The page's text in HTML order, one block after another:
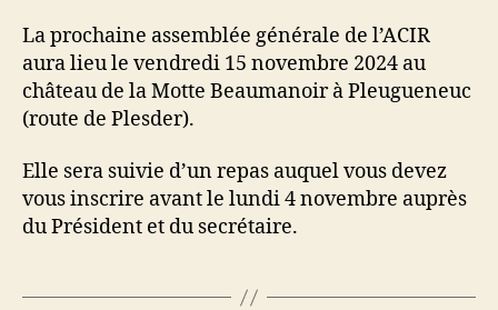
La prochaine assemblée générale de l’ACIR
aura lieu le vendredi 15 novembre 2024 au
château de la Motte Beaumanoir à Pleugueneuc
(route de Plesder).
Elle sera suivie d’un repas auquel vous devez
vous inscrire avant le lundi 4 novembre auprès
du Président et du secrétaire.